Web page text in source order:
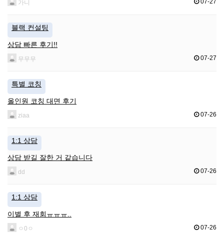
가니 07-27
블랙 컨설팅
상담 빠른 후기!!
무무무 07-27
특별 코칭
올인원 코칭 대면 후기
ziaa 07-26
1:1 상담
상담 받길 잘한 거 같습니다
dd 07-26
1:1 상담
이별 후 재회ㅠㅠㅠ..
ㅇ0ㅇ 07-26